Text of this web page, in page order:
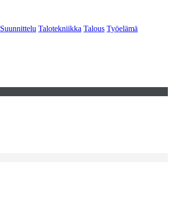
Suunnittelu Talotekniikka Talous Työelämä